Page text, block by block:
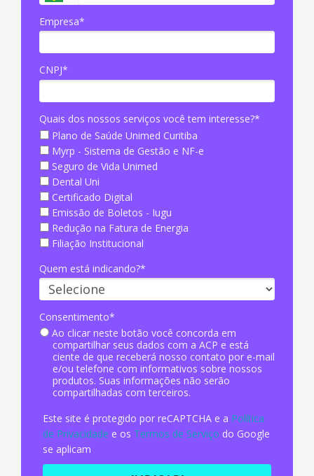
Empresa*
CNPJ*
Quais dos nossos serviços você tem interesse?*
Plano de Saúde Unimed Curitiba
Myrp - Sistema de Gestão e NF-e
Seguro de Vida Unimed
Dental Uni
Certificado Digital
Emissão de Boletos - Iugu
Redução na Fatura de Energia
Filiação Institucional
Quem está indicando?*
Consentimento*
Ao clicar neste botão você concorda em
compartilhar seus dados com a ACP e está
ciente de que receberá nosso contato por e-mail
e/ou telefone com informativos sobre nossos
produtos. Suas informações não serão
compartilhadas com terceiros.
Este site é protegido por reCAPTCHA e a Política
de Privacidade e os Termos de Serviço do Google
se aplicam